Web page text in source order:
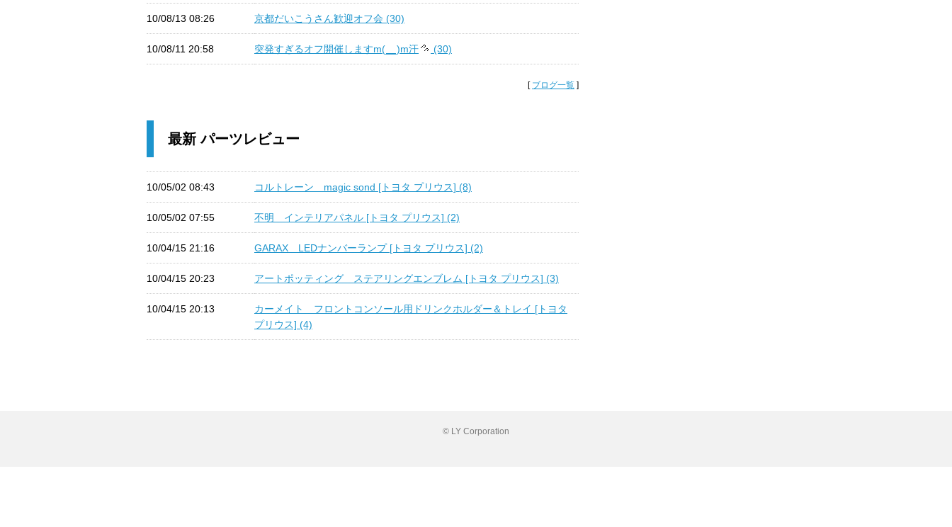
10/08/13 08:26 京都だいこうさん歓迎オフ会 (30)
10/08/11 20:58 突発すぎるオフ開催しますm(__)m汗 (30)
[ ブログ一覧 ]
最新 パーツレビュー
10/05/02 08:43 コルトレーン magic sond [トヨタ プリウス] (8)
10/05/02 07:55 不明 インテリアパネル [トヨタ プリウス] (2)
10/04/15 21:16 GARAX LEDナンバーランプ [トヨタ プリウス] (2)
10/04/15 20:23 アートポッティング ステアリングエンブレム [トヨタ プリウス] (3)
10/04/15 20:13
カーメイト フロントコンソール用ドリンクホルダー＆トレイ [トヨタ
プリウス] (4)
© LY Corporation